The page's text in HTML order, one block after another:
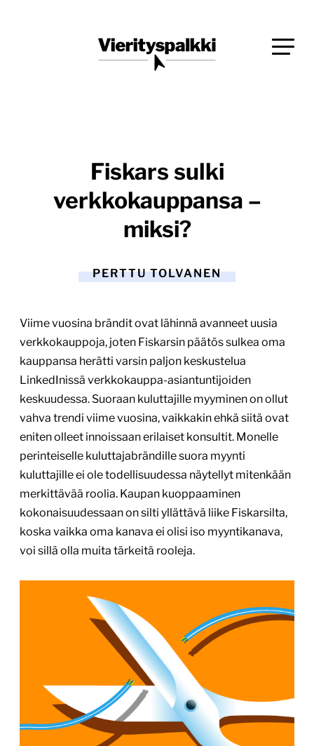
Vierityspalkki.fi
Fiskars sulki
verkkokauppansa –
miksi?
PERTTU TOLVANEN
Viime vuosina brändit ovat lähinnä avanneet uusia
verkkokauppoja, joten Fiskarsin päätös sulkea oma
kauppansa herätti varsin paljon keskustelua
LinkedInissä verkkokauppa-asiantuntijoiden
keskuudessa. Suoraan kuluttajille myyminen on ollut
vahva trendi viime vuosina, vaikkakin ehkä siitä ovat
eniten olleet innoissaan erilaiset konsultit. Monelle
perinteiselle kuluttajabrändille suora myynti
kuluttajille ei ole todellisuudessa näytellyt mitenkään
merkittävää roolia. Kaupan kuoppaaminen
kokonaisuudessaan on silti yllättävä liike Fiskarsilta,
koska vaikka oma kanava ei olisi iso myyntikanava,
voi sillä olla muita tärkeitä rooleja.